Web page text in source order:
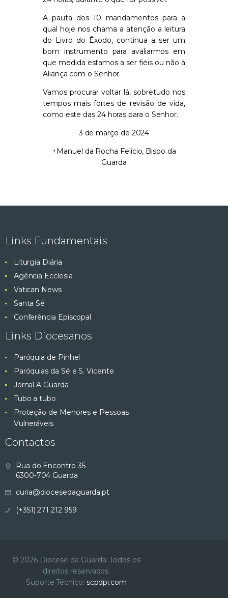
A pauta dos 10 mandamentos para a
qual hoje nos chama a atenção a leitura
do Livro do Êxodo, continua a ser um
bom instrumento para avaliarmos em
que medida estamos a ser fiéis ou não à
Aliança com o Senhor.
Vamos procurar voltar lá, sobretudo nos
tempos mais fortes de revisão de vida,
como este das 24 horas para o Senhor.
3 de março de 2024
+Manuel da Rocha Felício, Bispo da
Guarda
Links Fundamentais
Liturgia Diária
Agência Ecclesia
Vatican News
Santa Sé
Conferência Episcopal
Links Diocesanos
Paróquia de Pinhel
Paróquias da Sé e S. Vicente
Jornal A Guarda
Tubo a tubo
Proteção de Menores e Pessoas
Vulneráveis
Contactos
Rua do Encontro 35
6300-704 Guarda
curia@diocesedaguarda.pt
(+351) 271 212 959
© 2026 Diocese da Guarda. Todos os
direitos reservados.
Suporte Técnico: scpdpi.com